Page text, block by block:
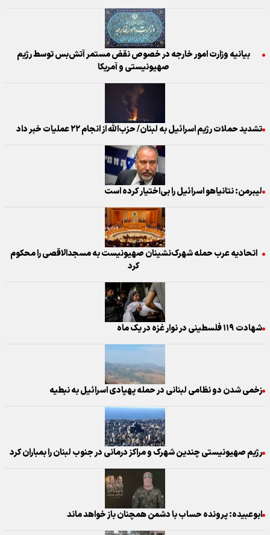
بیانیه وزارت امور خارجه در خصوص نقض مستمر آتش‌بس توسط رژیم
صهیونیستی و آمریکا
تشدید حملات رژیم اسرائیل به لبنان/ حزب‌الله از انجام ۲۲ عملیات خبر داد
لیبرمن: نتانیاهو اسرائیل را بی‌اختیار کرده است
اتحادیه عرب حمله شهرک‌نشینان صهیونیست به مسجدالاقصی را محکوم
کرد
شهادت ۱۱۹ فلسطینی در نوار غزه در یک ماه
زخمی شدن دو نظامی لبنانی در حمله پهپادی اسرائیل به نبطیه
رژیم صهیونیستی چندین شهرک و مراکز درمانی در جنوب لبنان را بمباران کرد
ابوعبیده: پرونده حساب با دشمن همچنان باز خواهد ماند